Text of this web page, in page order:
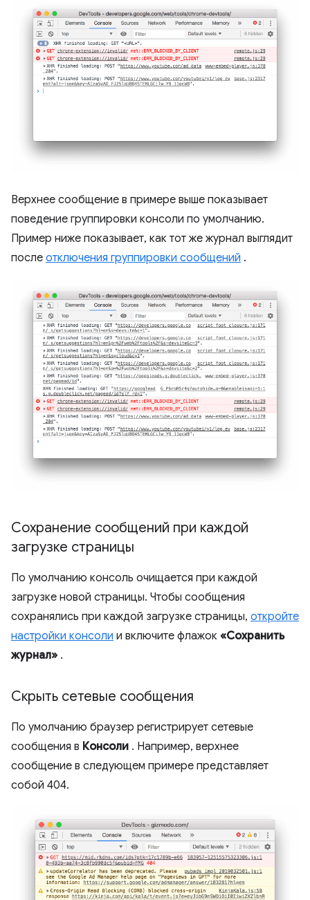
Верхнее сообщение в примере выше показывает
поведение группировки консоли по умолчанию.
Пример ниже показывает, как тот же журнал выглядит
после отключения группировки сообщений .
Сохранение сообщений при каждой
загрузке страницы
По умолчанию консоль очищается при каждой
загрузке новой страницы. Чтобы сообщения
сохранялись при каждой загрузке страницы, откройте
настройки консоли и включите флажок «Сохранить
журнал» .
Скрыть сетевые сообщения
По умолчанию браузер регистрирует сетевые
сообщения в Консоли . Например, верхнее
сообщение в следующем примере представляет
собой 404.